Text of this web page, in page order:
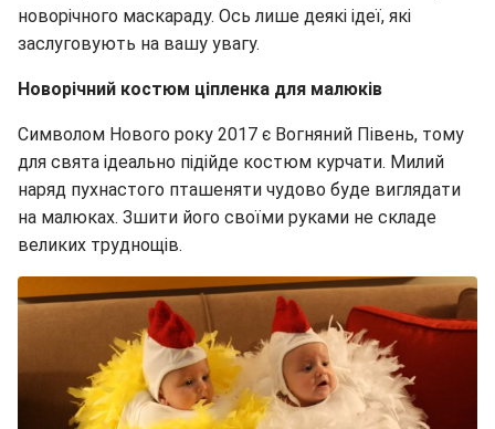
новорічного маскараду. Ось лише деякі ідеї, які
заслуговують на вашу увагу.
Новорічний костюм ціпленка для малюків
Символом Нового року 2017 є Вогняний Півень, тому
для свята ідеально підійде костюм курчати. Милий
наряд пухнастого пташеняти чудово буде виглядати
на малюках. Зшити його своїми руками не складе
великих труднощів.